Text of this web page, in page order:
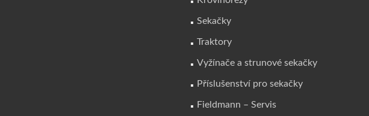
Sekačky
Traktory
Vyžínače a strunové sekačky
Příslušenství pro sekačky
Fieldmann – Servis